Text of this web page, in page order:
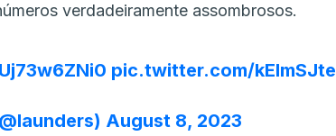
verdadeiramente assombrosos.
pic.twitter.com/
August 8, 2023